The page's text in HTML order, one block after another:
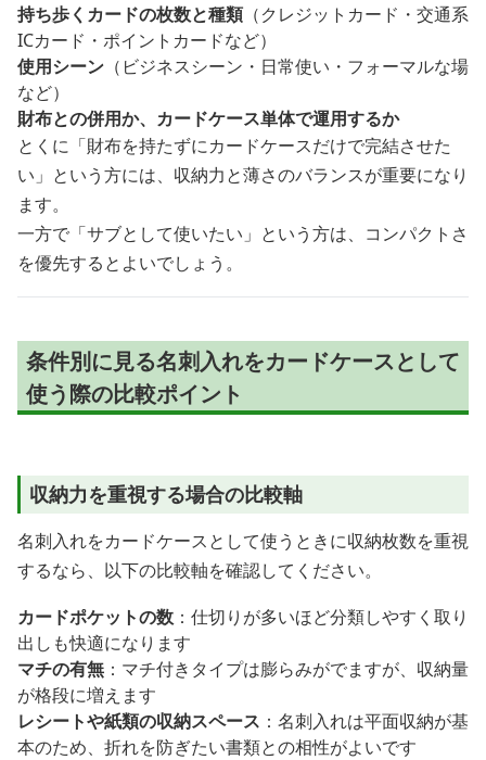
持ち歩くカードの枚数と種類（クレジットカード・交通系
ICカード・ポイントカードなど）
使用シーン （ビジネスシーン・日常使い・フォーマルな場
など）
財布との併用か、カードケース単体で運用するか
とくに「財布を持たずにカードケースだけで完結させた
い」という方には、収納力と薄さのバランスが重要になり
ます。
一方で「サブとして使いたい」という方は、コンパクトさ
を優先するとよいでしょう。
条件別に見る名刺入れをカードケースとして
使う際の比較ポイント
収納力を重視する場合の比較軸
名刺入れをカードケースとして使うときに収納枚数を重視
するなら、以下の比較軸を確認してください。
カードポケットの数 ：仕切りが多いほど分類しやすく取り
出しも快適になります
マチの有無 ：マチ付きタイプは膨らみがでますが、収納量
が格段に増えます
レシートや紙類の収納スペース ：名刺入れは平面収納が基
本のため、折れを防ぎたい書類との相性がよいです